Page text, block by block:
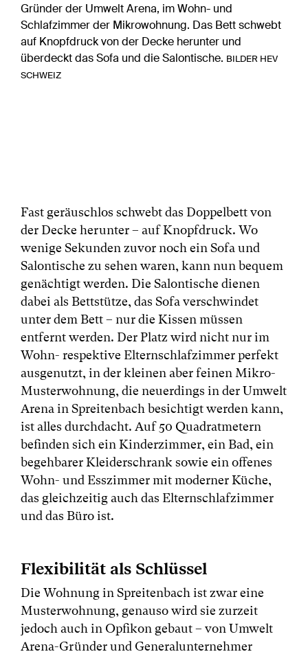
Gründer der Umwelt Arena, im Wohn- und
Schlafzimmer der Mikrowohnung. Das Bett schwebt
auf Knopfdruck von der Decke herunter und
überdeckt das Sofa und die Salontische. BILDER HEV
SCHWEIZ
Fast geräuschlos schwebt das Doppelbett von
der Decke herunter – auf Knopfdruck. Wo
wenige Sekunden zuvor noch ein Sofa und
Salontische zu sehen waren, kann nun bequem
genächtigt werden. Die Salontische dienen
dabei als Bettstütze, das Sofa verschwindet
unter dem Bett – nur die Kissen müssen
entfernt werden. Der Platz wird nicht nur im
Wohn- respektive Elternschlafzimmer perfekt
ausgenutzt, in der kleinen aber feinen Mikro-
Musterwohnung, die neuerdings in der Umwelt
Arena in Spreitenbach besichtigt werden kann,
ist alles durchdacht. Auf 50 Quadratmetern
befinden sich ein Kinderzimmer, ein Bad, ein
begehbarer Kleiderschrank sowie ein offenes
Wohn- und Esszimmer mit moderner Küche,
das gleichzeitig auch das Elternschlafzimmer
und das Büro ist.
Flexibilität als Schlüssel
Die Wohnung in Spreitenbach ist zwar eine
Musterwohnung, genauso wird sie zurzeit
jedoch auch in Opfikon gebaut – von Umwelt
Arena-Gründer und Generalunternehmer